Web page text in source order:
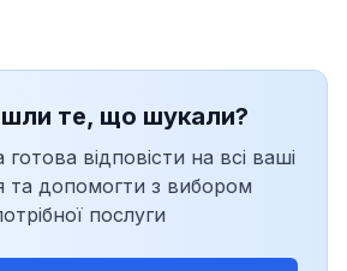
те, що шукали?
відповісти на всі ваші
та допомогти з вибором
послуги